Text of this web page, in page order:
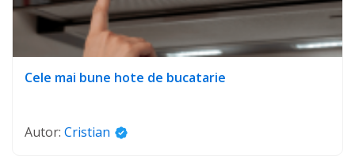
Cele mai bune hote de bucatarie
Autor: Cristian